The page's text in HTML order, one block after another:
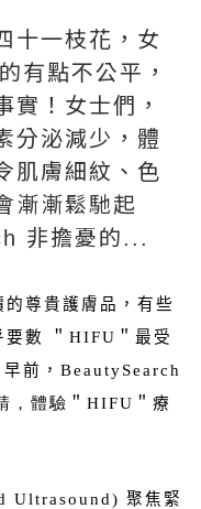
十一枝花，女
有點不公平，
實！女士們，
分泌減少，體
肌膚細紋、色
漸漸鬆馳起
非擔憂的...
尊貴護膚品，有些
要數 ＂HIFU＂最受
前， BeautySearch
，體驗 ＂HIFU＂ 療
Ultrasound) 聚焦緊